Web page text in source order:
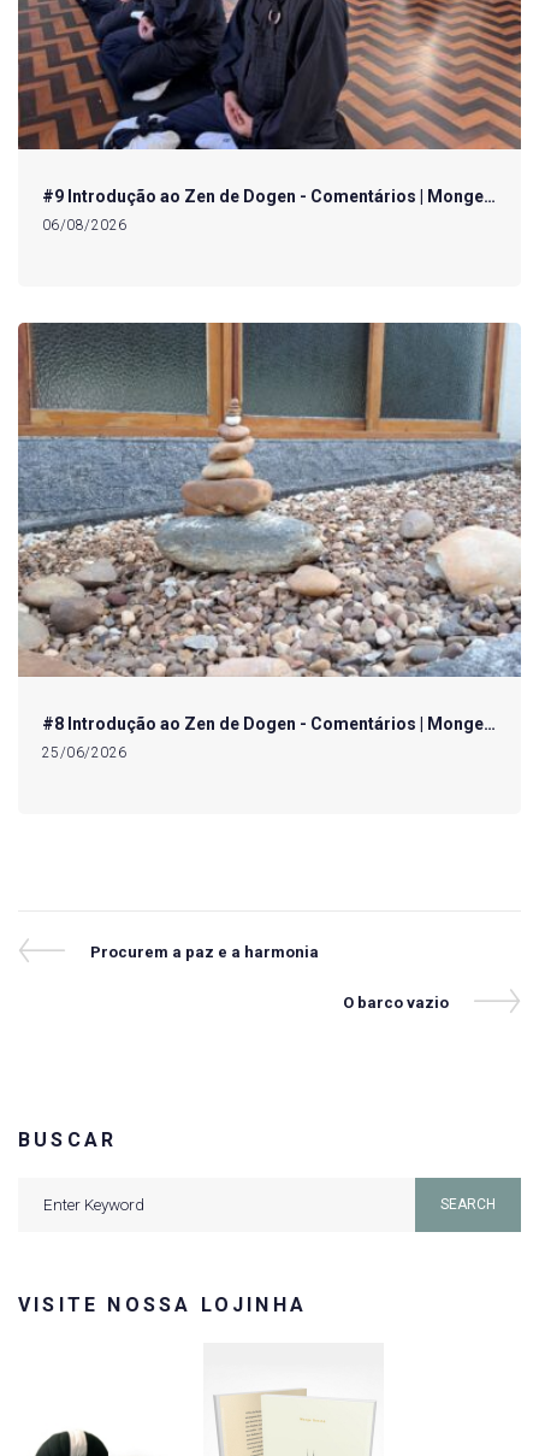
#9 Introdução ao Zen de Dogen - Comentários | Monge…
06/08/2026
#8 Introdução ao Zen de Dogen - Comentários | Monge…
25/06/2026
Navegação
Previous
Procurem a paz e a harmonia
Next
O barco vazio
BUSCAR
SEARCH
VISITE NOSSA LOJINHA